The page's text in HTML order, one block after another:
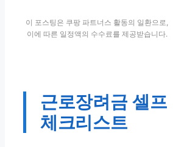
이 포스팅은 쿠팡 파트너스 활동의 일환으로,
이에 따른 일정액의 수수료를 제공받습니다.
근로장려금 셀프
체크리스트